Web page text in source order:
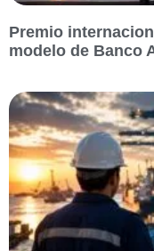
Premio
modelo de Banco